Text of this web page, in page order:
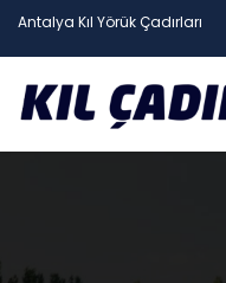
Antalya Kıl Yörük Çadırları